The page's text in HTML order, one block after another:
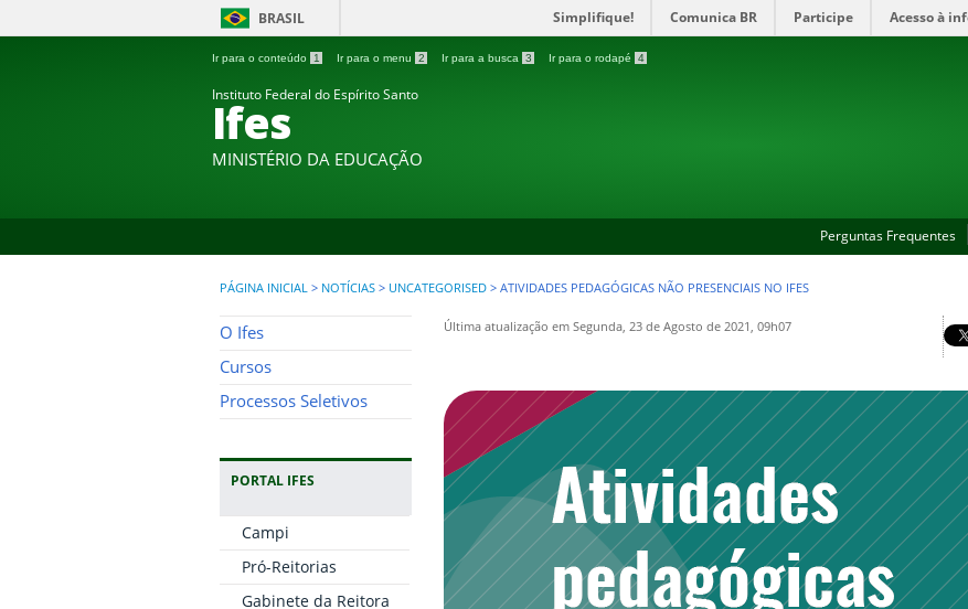
BRASIL Simplifique! Comunica BR Participe Acesso à
Ir para o conteúdo 1 Ir para o menu 2 Ir para a busca 3 Ir para o rodapé 4
Instituto Federal do Espírito Santo
Ifes
MINISTÉRIO DA EDUCAÇÃO
Perguntas Frequentes
PÁGINA INICIAL > NOTÍCIAS > UNCATEGORISED > ATIVIDADES PEDAGÓGICAS NÃO PRESENCIAIS NO IFES
O Ifes
Cursos
Processos Seletivos
PORTAL IFES
Campi
Pró-Reitorias
Gabinete da Reitora
Última atualização em Segunda, 23 de Agosto de 2021, 09h07